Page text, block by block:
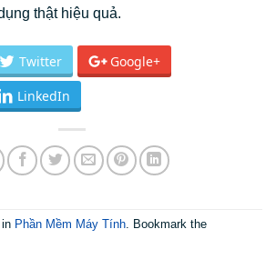
thật hiệu quả.
Twitter Google+
LinkedIn
Phần Mềm Máy Tính. Bookmark the